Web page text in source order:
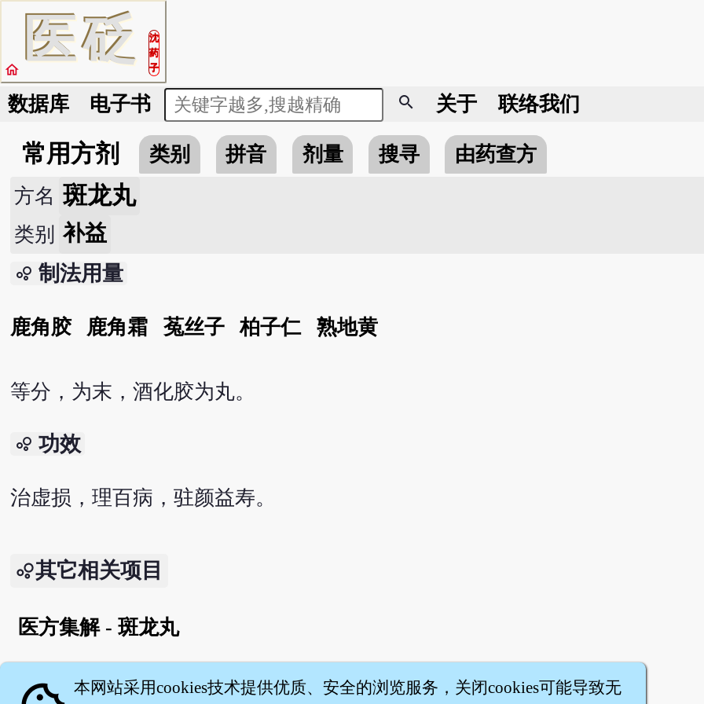
医砭
沈
药
子
home
数据库 电子书 search 关于 联络我们
常用方剂 类别 拼音 剂量 搜寻 由药查方
方名 斑龙丸
类别 补益
bubble_chart 制法用量
鹿角胶 鹿角霜 菟丝子 柏子仁 熟地黄
等分，为末，酒化胶为丸。
bubble_chart 功效
治虚损，理百病，驻颜益寿。
其它相关项目
医方集解 - 斑龙丸
English version本网站采用cookies技术提供优质、安全的浏览服务，关闭cookies可能导致无